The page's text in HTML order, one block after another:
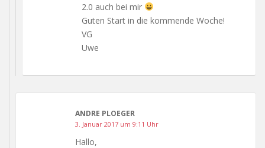
2.0 auch bei mir
Guten Start in die kommende Woche!
VG
Uwe
ANDRE PLOEGER
3. Januar 2017 um 9:11 Uhr
Hallo,